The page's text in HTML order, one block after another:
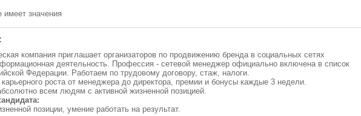
имеет значения
компания приглашает организаторов по продвижению бренда в социальных сетях
деятельность. Профессия - сетевой менеджер официально включена в список
Федерации. Работаем по трудовому договору, стаж, налоги.
роста от менеджера до директора, премии и бонусы каждые 3 недели.
всем людям с активной жизненной позицией.
позиции, умение работать на результат.